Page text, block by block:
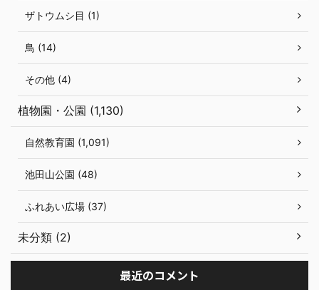
ザトウムシ目 (1)
鳥 (14)
その他 (4)
植物園・公園 (1,130)
自然教育園 (1,091)
池田山公園 (48)
ふれあい広場 (37)
未分類 (2)
最近のコメント